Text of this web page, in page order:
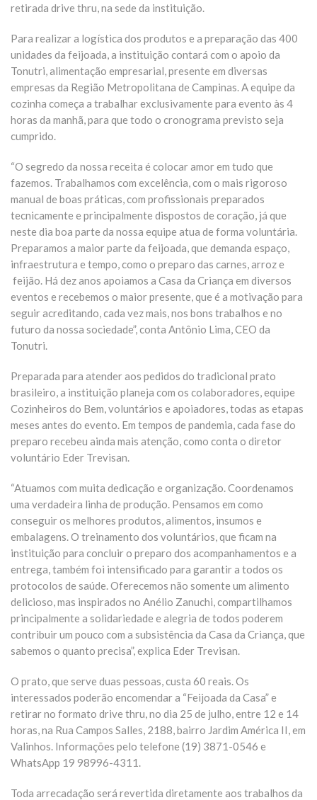
retirada drive thru, na sede da instituição.
Para realizar a logística dos produtos e a preparação das 400
unidades da feijoada, a instituição contará com o apoio da
Tonutri, alimentação empresarial, presente em diversas
empresas da Região Metropolitana de Campinas. A equipe da
cozinha começa a trabalhar exclusivamente para evento às 4
horas da manhã, para que todo o cronograma previsto seja
cumprido.
“O segredo da nossa receita é colocar amor em tudo que
fazemos. Trabalhamos com excelência, com o mais rigoroso
manual de boas práticas, com profissionais preparados
tecnicamente e principalmente dispostos de coração, já que
neste dia boa parte da nossa equipe atua de forma voluntária.
Preparamos a maior parte da feijoada, que demanda espaço,
infraestrutura e tempo, como o preparo das carnes, arroz e
feijão. Há dez anos apoiamos a Casa da Criança em diversos
eventos e recebemos o maior presente, que é a motivação para
seguir acreditando, cada vez mais, nos bons trabalhos e no
futuro da nossa sociedade”, conta Antônio Lima, CEO da
Tonutri.
Preparada para atender aos pedidos do tradicional prato
brasileiro, a instituição planeja com os colaboradores, equipe
Cozinheiros do Bem, voluntários e apoiadores, todas as etapas
meses antes do evento. Em tempos de pandemia, cada fase do
preparo recebeu ainda mais atenção, como conta o diretor
voluntário Eder Trevisan.
“Atuamos com muita dedicação e organização. Coordenamos
uma verdadeira linha de produção. Pensamos em como
conseguir os melhores produtos, alimentos, insumos e
embalagens. O treinamento dos voluntários, que ficam na
instituição para concluir o preparo dos acompanhamentos e a
entrega, também foi intensificado para garantir a todos os
protocolos de saúde. Oferecemos não somente um alimento
delicioso, mas inspirados no Anélio Zanuchi, compartilhamos
principalmente a solidariedade e alegria de todos poderem
contribuir um pouco com a subsistência da Casa da Criança, que
sabemos o quanto precisa”, explica Eder Trevisan.
O prato, que serve duas pessoas, custa 60 reais. Os
interessados poderão encomendar a “Feijoada da Casa” e
retirar no formato drive thru, no dia 25 de julho, entre 12 e 14
horas, na Rua Campos Salles, 2188, bairro Jardim América II, em
Valinhos. Informações pelo telefone (19) 3871-0546 e
WhatsApp 19 98996-4311.
Toda arrecadação será revertida diretamente aos trabalhos da